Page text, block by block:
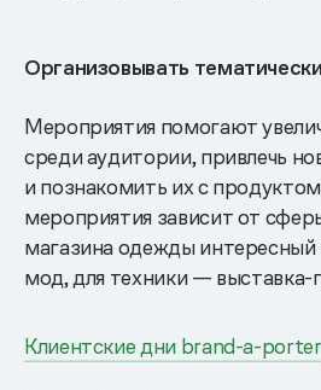
Организовывать
Мероприятия помогают
среди аудитории, привлечь
и познакомить их с
мероприятия зависит от
магазина одежды
мод, для техники — выставка-
Клиентские дни brand-a-porter